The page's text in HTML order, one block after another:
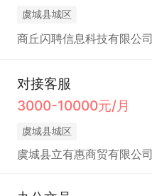
虞城县城区
商丘闪聘信息科技有限公司
对接客服
3000-10000元/月
虞城县城区
虞城县立有惠商贸有限公司